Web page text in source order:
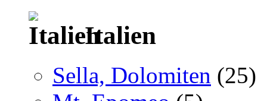
Italien
Sella, Dolomiten (25)